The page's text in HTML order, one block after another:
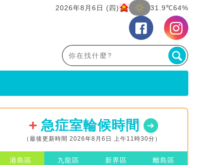
2026年8月6日 (四) 31.9℃64%
急症室輪候時間
（最後更新時間 2026年8月6日 上午11時30分）
港島區 九龍區 新界區 離島區